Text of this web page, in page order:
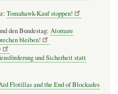
Tomahawk-Kauf stoppen!
den Bundestag: Atomare
bleiben!
und Sicherheit statt
Flotillas and the End of Blockades